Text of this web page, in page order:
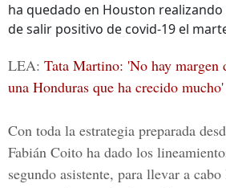
ha quedado en Houston
de salir positivo de covid-19 el
LEA: Tata Martino: 'No hay margen
una Honduras que ha crecido mucho'
Con toda la estrategia preparada
Fabián Coito ha dado los
segundo asistente, para llevar a